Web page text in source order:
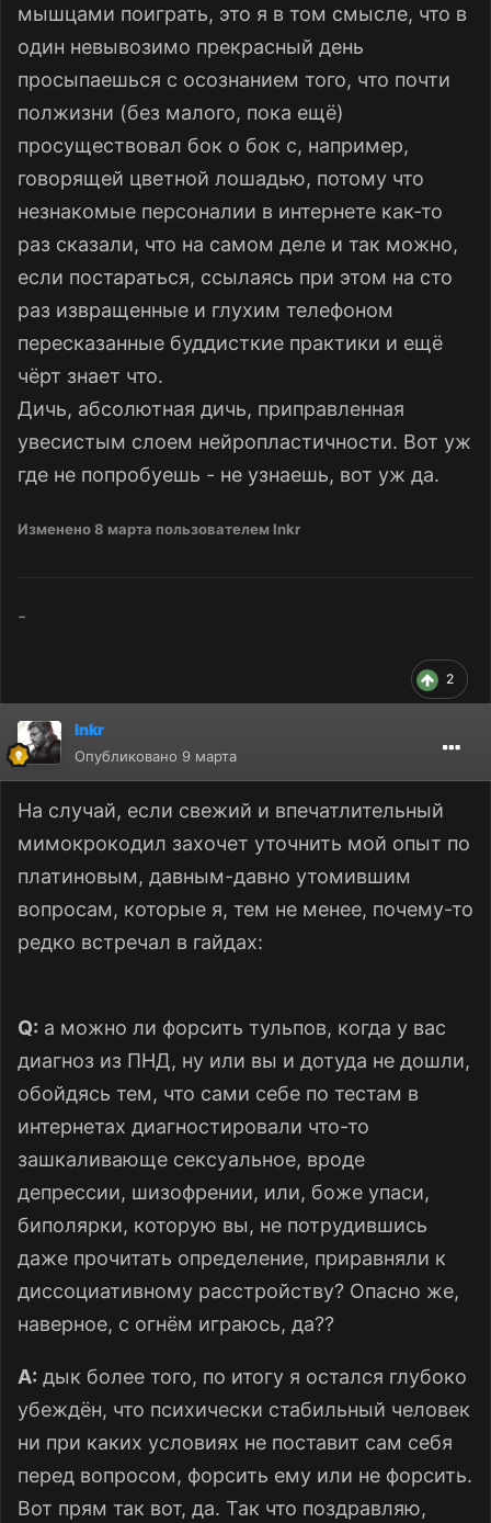
мышцами поиграть, это я в том смысле, что в
один невывозимо прекрасный день
просыпаешься с осознанием того, что почти
полжизни (без малого, пока ещё)
просуществовал бок о бок с, например,
говорящей цветной лошадью, потому что
незнакомые персоналии в интернете как-то
раз сказали, что на самом деле и так можно,
если постараться, ссылаясь при этом на сто
раз извращенные и глухим телефоном
пересказанные буддисткие практики и ещё
чёрт знает что.
Дичь, абсолютная дичь, приправленная
увесистым слоем нейропластичности. Вот уж
где не попробуешь - не узнаешь, вот уж да.
Изменено8 марта пользователем lnkr
2
-
lnkr
Опубликовано 9 марта
На случай, если свежий и впечатлительный
мимокрокодил захочет уточнить мой опыт по
платиновым, давным-давно утомившим
вопросам, которые я, тем не менее, почему-то
редко встречал в гайдах:
Q: а можно ли форсить тульпов, когда у вас
диагноз из ПНД, ну или вы и дотуда не дошли,
обойдясь тем, что сами себе по тестам в
интернетах диагностировали что-то
зашкаливающе сексуальное, вроде
депрессии, шизофрении, или, боже упаси,
биполярки, которую вы, не потрудившись
даже прочитать определение, приравняли к
диссоциативному расстройству? Опасно же,
наверное, с огнём играюсь, да??
A: дык более того, по итогу я остался глубоко
убеждён, что психически стабильный человек
ни при каких условиях не поставит сам себя
перед вопросом, форсить ему или не форсить.
Вот прям так вот, да. Так что поздравляю,